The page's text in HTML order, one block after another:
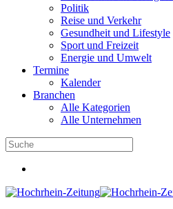
Politik
Reise und Verkehr
Gesundheit und Lifestyle
Sport und Freizeit
Energie und Umwelt
Termine
Kalender
Branchen
Alle Kategorien
Alle Unternehmen